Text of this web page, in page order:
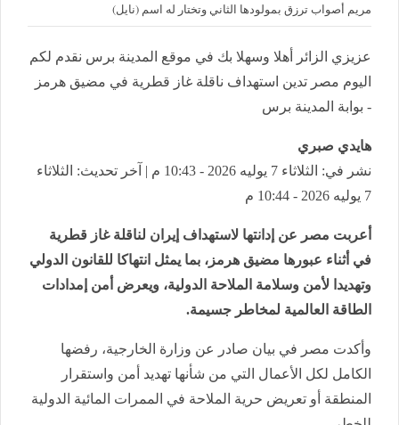
مريم أصواب ترزق بمولودها الثاني وتختار له اسم (نايل)
عزيزي الزائر أهلا وسهلا بك في موقع المدينة برس نقدم لكم
اليوم مصر تدين استهداف ناقلة غاز قطرية في مضيق هرمز
- بوابة المدينة برس
هايدي صبري
نشر في: الثلاثاء 7 يوليه 2026 - 10:43 م | آخر تحديث: الثلاثاء
7 يوليه 2026 - 10:44 م
أعربت مصر عن إدانتها لاستهداف إيران لناقلة غاز قطرية
في أثناء عبورها مضيق هرمز، بما يمثل انتهاكا للقانون الدولي
وتهديدا لأمن وسلامة الملاحة الدولية، ويعرض أمن إمدادات
الطاقة العالمية لمخاطر جسيمة.
وأكدت مصر في بيان صادر عن وزارة الخارجية، رفضها
الكامل لكل الأعمال التي من شأنها تهديد أمن واستقرار
المنطقة أو تعريض حرية الملاحة في الممرات المائية الدولية